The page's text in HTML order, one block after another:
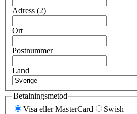
Adress (2)
Ort
Postnummer
Land
Betalningsmetod
Visa eller MasterCard
Swish